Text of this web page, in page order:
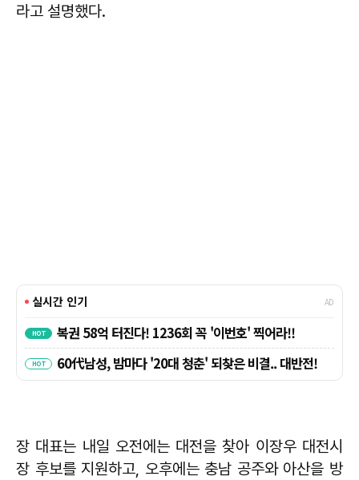
라고 설명했다.
장 대표는 내일 오전에는 대전을 찾아 이장우 대전시
장 후보를 지원하고, 오후에는 충남 공주와 아산을 방